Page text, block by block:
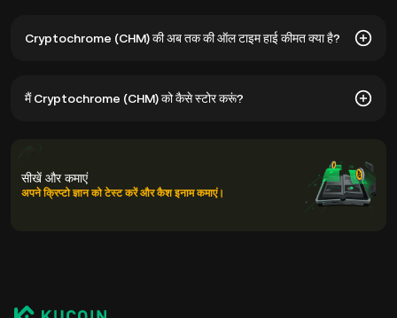
Cryptochrome (CHM) की अब तक की ऑल टाइम हाई कीमत क्या है?
है। CHM की मौजूदा कीमत अपने अब तक के ऑल टाइम हाई से -- नीचे है।
मैं Cryptochrome (CHM) को कैसे स्टोर करूं?
Cryptochrome को क्रिप्टोकरेंसी एक्सचेंज के कस्टोडियल वॉलेट में स्टोर कर
सकते हैं। अपने CHM को स्टोर करने के अन्य तरीकों में सेल्फ-कस्टडी वॉलेट
(वेब ब्राउज़र, मोबाइल डिवाइस या डेस्कटॉप पर), एक हार्डवेयर वॉलेट, एक थर्ड-
सीखें और कमाएं
अपने क्रिप्टो ज्ञान को टेस्ट करें और कैश इनाम कमाएं।